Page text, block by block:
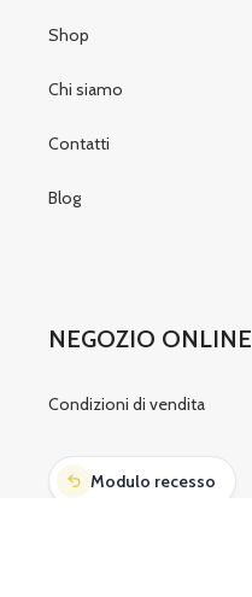
Shop
Chi siamo
Contatti
Blog
NEGOZIO ONLINE
Condizioni di vendita
Modulo recesso